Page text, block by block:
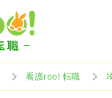
看護roo! 転職